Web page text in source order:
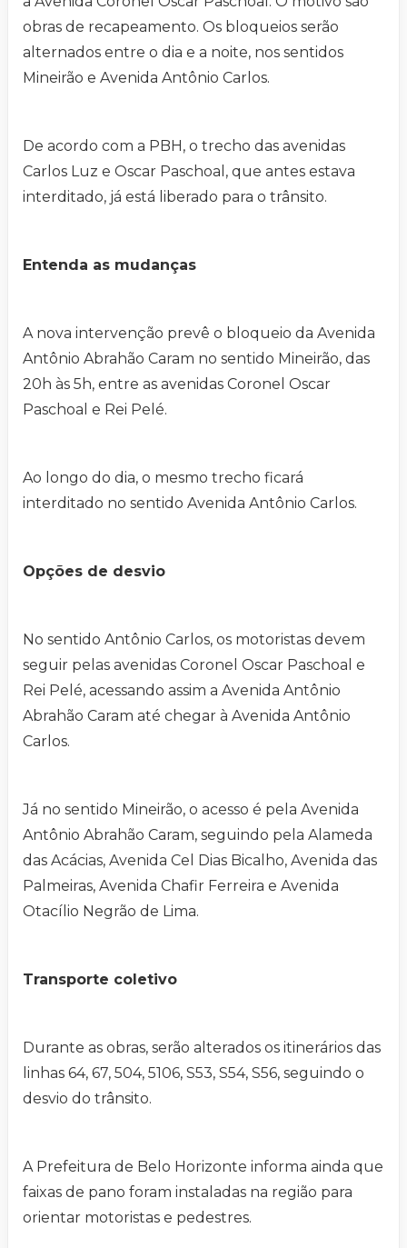
obras de recapeamento. Os bloqueios serão
alternados entre o dia e a noite, nos sentidos
Mineirão e Avenida Antônio Carlos.
De acordo com a PBH, o trecho das avenidas
Carlos Luz e Oscar Paschoal, que antes estava
interditado, já está liberado para o trânsito.
Entenda as mudanças
A nova intervenção prevê o bloqueio da Avenida
Antônio Abrahão Caram no sentido Mineirão, das
20h às 5h, entre as avenidas Coronel Oscar
Paschoal e Rei Pelé.
Ao longo do dia, o mesmo trecho ficará
interditado no sentido Avenida Antônio Carlos.
Opções de desvio
No sentido Antônio Carlos, os motoristas devem
seguir pelas avenidas Coronel Oscar Paschoal e
Rei Pelé, acessando assim a Avenida Antônio
Abrahão Caram até chegar à Avenida Antônio
Carlos.
Já no sentido Mineirão, o acesso é pela Avenida
Antônio Abrahão Caram, seguindo pela Alameda
das Acácias, Avenida Cel Dias Bicalho, Avenida das
Palmeiras, Avenida Chafir Ferreira e Avenida
Otacílio Negrão de Lima.
Transporte coletivo
Durante as obras, serão alterados os itinerários das
linhas 64, 67, 504, 5106, S53, S54, S56, seguindo o
desvio do trânsito.
A Prefeitura de Belo Horizonte informa ainda que
faixas de pano foram instaladas na região para
orientar motoristas e pedestres.